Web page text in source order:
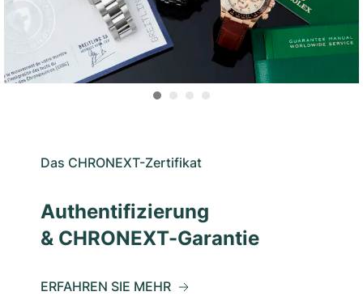
Das CHRONEXT-Zertifikat
Authentifizierung
& CHRONEXT-Garantie
ERFAHREN SIE MEHR